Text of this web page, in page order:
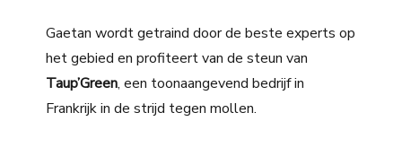
Gaetan wordt getraind door de beste experts op
het gebied en profiteert van de steun van
Taup’Green, een toonaangevend bedrijf in
Frankrijk in de strijd tegen mollen.